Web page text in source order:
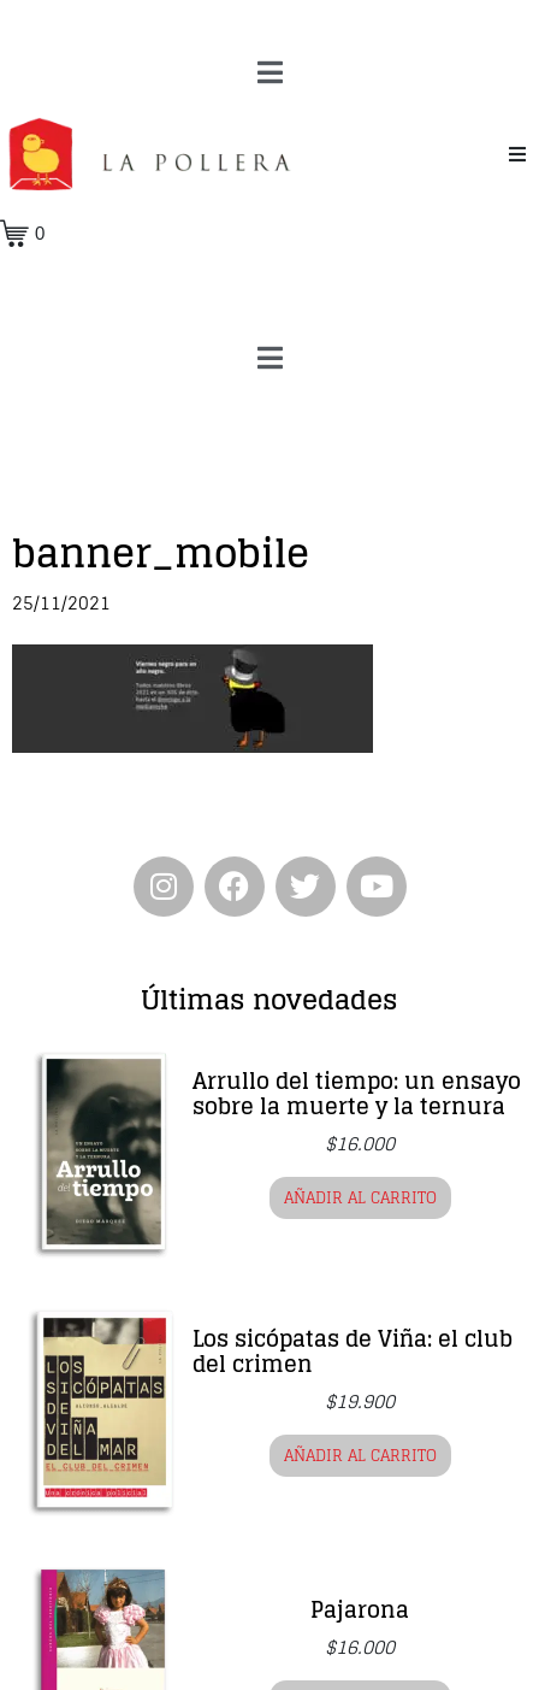
0
banner_mobile
25/11/2021
Últimas novedades
Arrullo del tiempo: un ensayo
sobre la muerte y la ternura
$16.000
AÑADIR AL CARRITO
Los sicópatas de Viña: el club
del crimen
$19.900
AÑADIR AL CARRITO
Pajarona
$16.000